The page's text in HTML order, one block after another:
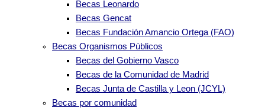
Becas Leonardo
Becas Gencat
Becas Fundación Amancio Ortega (FAO)
Becas Organismos Públicos
Becas del Gobierno Vasco
Becas de la Comunidad de Madrid
Becas Junta de Castilla y Leon (JCYL)
Becas por comunidad